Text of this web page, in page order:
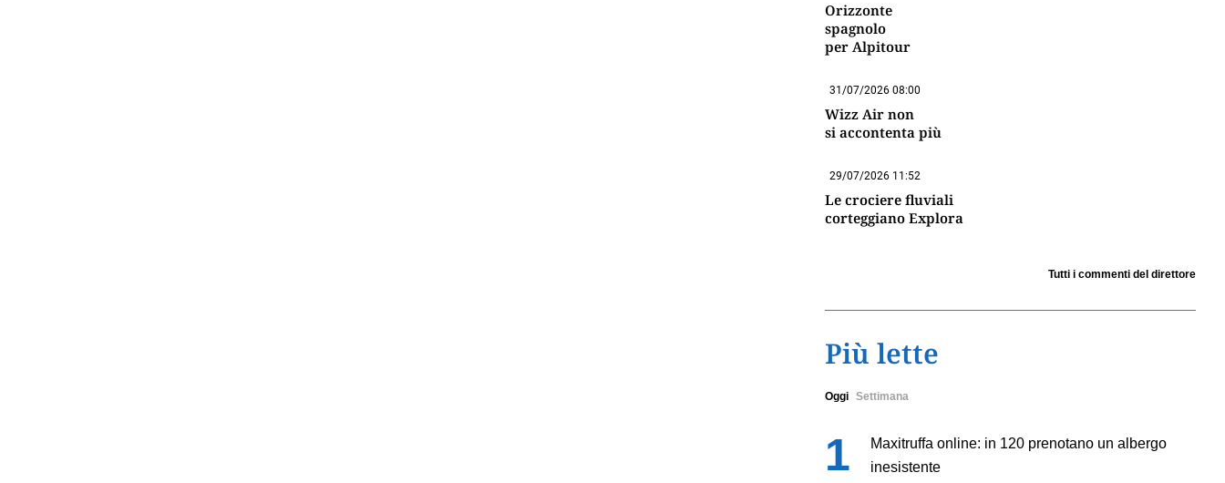
Orizzonte
spagnolo
per Alpitour
31/07/2026 08:00
Wizz Air non
si accontenta più
29/07/2026 11:52
Le crociere fluviali
corteggiano Explora
Tutti i commenti del direttore
Più lette
Oggi Settimana
Maxitruffa online: in 120 prenotano un albergo
inesistente